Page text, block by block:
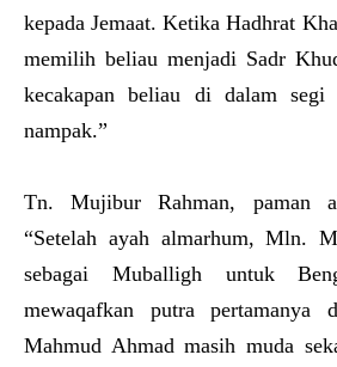
kepada Jemaat. Ketika Hadhrat
memilih beliau menjadi Sadr
kecakapan beliau di dalam segi
nampak.”
Tn. Mujibur Rahman, paman
“Setelah ayah almarhum, Mln.
sebagai Muballigh untuk
mewaqafkan putra
Mahmud Ahmad masih muda